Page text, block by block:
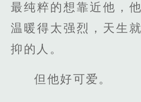
最纯粹的想靠近他，
温暖得太强烈，天生
抑的人。
但他好可爱。